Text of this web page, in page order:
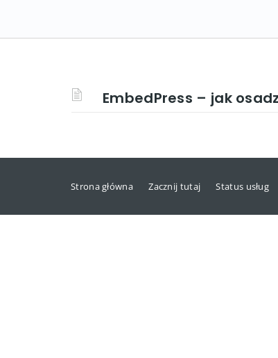
EmbedPress – jak
Strona główna Zacznij tutaj Status usług